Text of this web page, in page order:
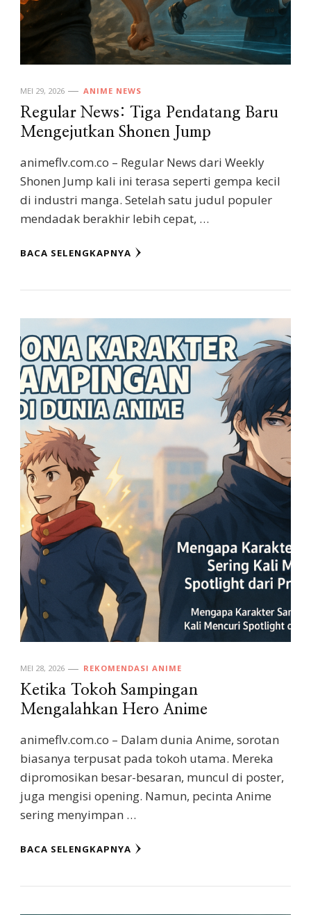
MEI 29, 2026 ANIME NEWS
Regular News: Tiga Pendatang Baru
Mengejutkan Shonen Jump
animeflv.com.co – Regular News dari Weekly
Shonen Jump kali ini terasa seperti gempa kecil
di industri manga. Setelah satu judul populer
mendadak berakhir lebih cepat, …
BACA SELENGKAPNYA
MEI 28, 2026 REKOMENDASI ANIME
Ketika Tokoh Sampingan
Mengalahkan Hero Anime
animeflv.com.co – Dalam dunia Anime, sorotan
biasanya terpusat pada tokoh utama. Mereka
dipromosikan besar-besaran, muncul di poster,
juga mengisi opening. Namun, pecinta Anime
sering menyimpan …
BACA SELENGKAPNYA